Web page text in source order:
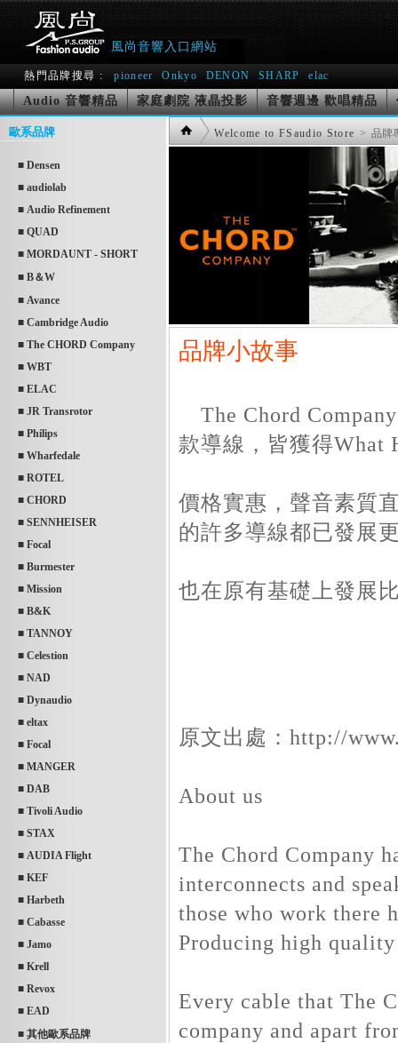
風尚音響入口網站
熱門品牌搜尋 : pioneer Onkyo DENON SHARP elac
Audio 音響精品 家庭劇院 液晶投影 音響週邊 歡唱精品
歐系品牌
■ Densen
■ audiolab
■ Audio Refinement
■ QUAD
■ MORDAUNT - SHORT
■ B＆W
■ Avance
■ Cambridge Audio
■ The CHORD Company
■ WBT
■ ELAC
■ JR Transrotor
■ Philips
■ Wharfedale
■ ROTEL
■ CHORD
■ SENNHEISER
■ Focal
■ Burmester
■ Mission
■ B&K
■ TANNOY
■ Celestion
■ NAD
■ Dynaudio
■ eltax
■ Focal
■ MANGER
■ DAB
■ Tivoli Audio
■ STAX
■ AUDIA Flight
■ KEF
■ Harbeth
■ Cabasse
■ Jamo
■ Krell
■ Revox
■ EAD
■ 其他歐系品牌
Welcome to FSaudio Store > 品牌
品牌小故事
The Chord
款導線，皆獲得What
價格實惠，聲音素質
的許多導線都已發展
也在原有基礎上發展
原文出處：http://
About us
The Chord Company
interconnects and
those who work there
Producing high
Every cable that The
company and apart